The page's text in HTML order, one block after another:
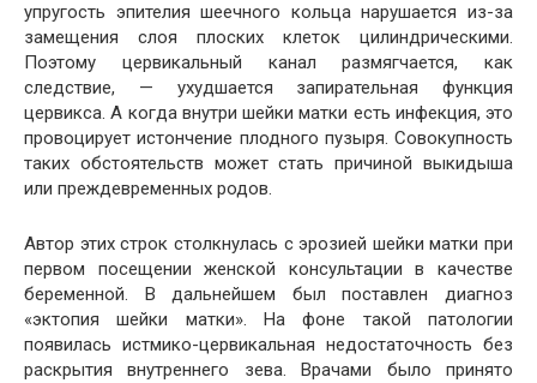
упругость эпителия шеечного кольца нарушается из-за
замещения слоя плоских клеток цилиндрическими.
Поэтому цервикальный канал размягчается, как
следствие, — ухудшается запирательная функция
цервикса. А когда внутри шейки матки есть инфекция, это
провоцирует истончение плодного пузыря. Совокупность
таких обстоятельств может стать причиной выкидыша
или преждевременных родов.
Автор этих строк столкнулась с эрозией шейки матки при
первом посещении женской консультации в качестве
беременной. В дальнейшем был поставлен диагноз
«эктопия шейки матки». На фоне такой патологии
появилась истмико-цервикальная недостаточность без
раскрытия внутреннего зева. Врачами было принято